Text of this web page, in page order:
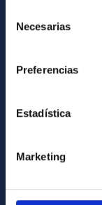
Necesarias
Preferencias
Estadística
Marketing
Legislation
Gender equality
Forever IAC